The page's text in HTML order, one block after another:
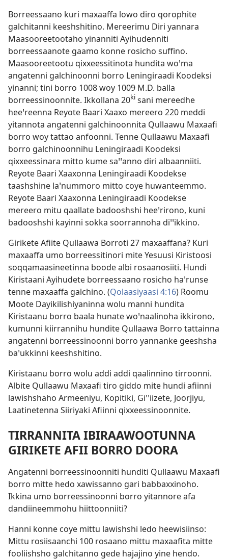
Borreessaano kuri maxaaffa lowo diro qorophite
galchitanni keeshshitino. Mereerimu Diri yannara
Maasooreetootaho yinanniti Ayihudenniti
borreessaanote gaamo konne rosicho suffino.
Maasooreetootu qixxeessitinota hundita woꞌma
angatenni galchinoonni borro Leningiraadi Koodeksi
yinanni; tini borro 1008 woy 1009 M.D. balla
borreessinoonnite. Ikkollana 20ki sani mereedhe
heeꞌreenna Reyote Baari Xaaxo mereero 220 meddi
yitannota angatenni galchinoonnita Qullaawu Maxaafi
borro woy tattao anfoonni. Tenne Qullaawu Maxaafi
borro galchinoonnihu Leningiraadi Koodeksi
qixxeessinara mitto kume saꞌꞌanno diri albaanniiti.
Reyote Baari Xaaxonna Leningiraadi Koodekse
taashshine laꞌnummoro mitto coye huwanteemmo.
Reyote Baari Xaaxonna Leningiraadi Koodekse
mereero mitu qaallate badooshshi heeꞌrirono, kuni
badooshshi kayinni sokka soorrannoha diꞌꞌikkino.
Girikete Afiite Qullaawa Borroti 27 maxaaffana? Kuri
maxaaffa umo borreessitinori mite Yesuusi Kiristoosi
soqqamaasineetinna boode albi rosaanosiiti. Hundi
Kiristaani Ayihudete borreessaano rosicho haꞌrunse
tenne maxaaffa galchino. (Qolaasiyaasi 4:16) Roomu
Moote Dayikilishiyaninna wolu manni hundita
Kiristaanu borro baala hunate woꞌnaalinoha ikkirono,
kumunni kiirrannihu hundite Qullaawa Borro tattainna
angatenni borreessinoonni borro yannanke geeshsha
baꞌukkinni keeshshitino.
Kiristaanu borro wolu addi addi qaalinnino tirroonni.
Albite Qullaawu Maxaafi tiro giddo mite hundi afiinni
lawishshaho Armeeniyu, Kopitiki, Giꞌꞌiizete, Joorjiyu,
Laatinetenna Siiriyaki Afiinni qixxeessinoonnite.
TIRRANNITA IBIRAAWOOTUNNA
GIRIKETE AFII BORRO DOORA
Angatenni borreessinoonniti hunditi Qullaawu Maxaafi
borro mitte hedo xawissanno gari babbaxxinoho.
Ikkina umo borreessinoonni borro yitannore afa
dandiineemmohu hiittoonniiti?
Hanni konne coye mittu lawishshi ledo heewisiinso:
Mittu rosiisaanchi 100 rosaano mittu maxaafita mitte
fooliishsho galchitanno gede hajajino yine hendo.